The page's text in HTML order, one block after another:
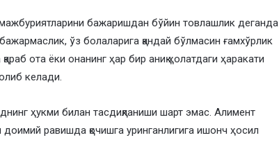
бажаришдан бўйин товлашлик деганда
ўз болаларига қандай бўлмасин ғамхўрлик
ота ёки онанинг ҳар бир аниқ ҳолатдаги ҳаракати
келади.
ҳукми билан тасдиқланиши шарт эмас. Алимент
равишда қочишга уринганлигига ишонч ҳосил